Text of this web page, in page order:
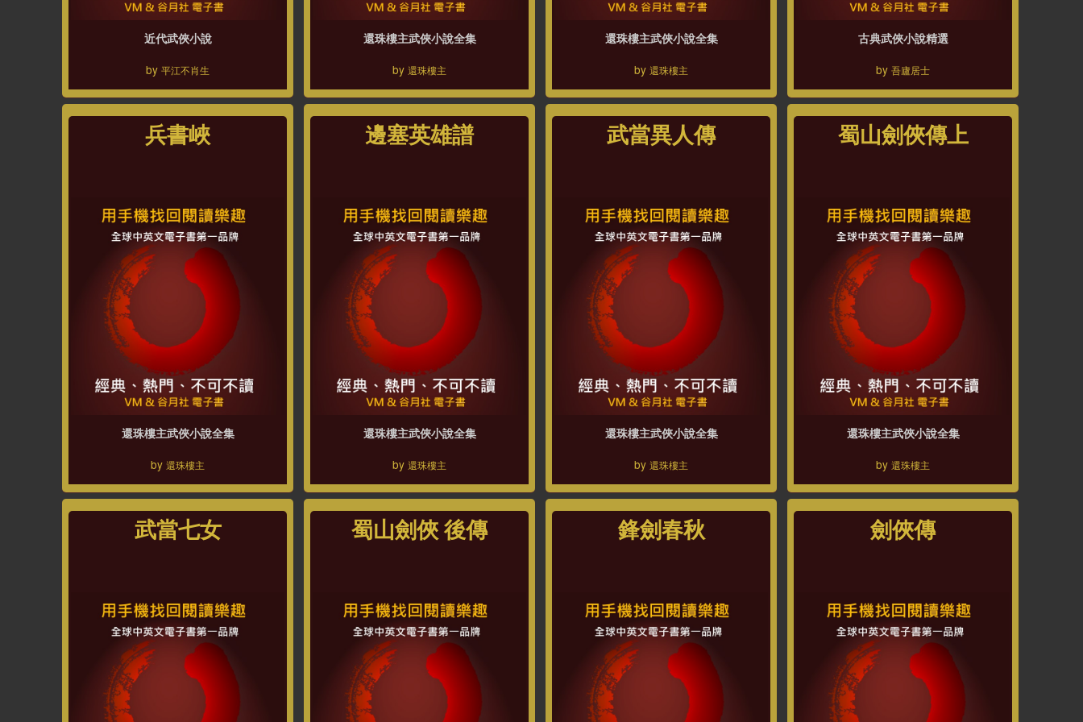
近代武俠小說
by平江不肖生
還珠樓主武俠小說全集
by還珠樓主
還珠樓主武俠小說全集
by還珠樓主
古典武俠小說精選
by吾廬居士
兵書峽
還珠樓主武俠小說全集
by還珠樓主
邊塞英雄譜
還珠樓主武俠小說全集
by還珠樓主
武當異人傳
還珠樓主武俠小說全集
by還珠樓主
蜀山劍俠傳上
還珠樓主武俠小說全集
by還珠樓主
武當七女 蜀山劍俠 後傳 鋒劍春秋 劍俠傳